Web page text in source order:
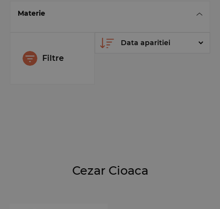
Materie
Filtre
Cezar Cioaca